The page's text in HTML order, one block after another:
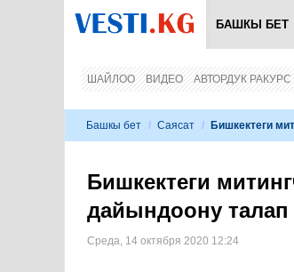
БАШКЫ БЕТ
ШАЙЛОО ВИДЕО АВТОРДУК РАКУРС
Башкы бет / Саясат / Бишкектеги
Бишкектеги
дайындоону
Среда, 14 октября 2020 12:24